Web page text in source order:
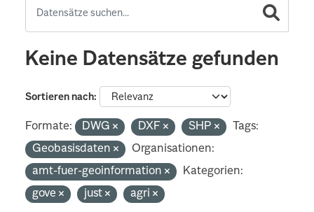
Keine Datensätze gefunden
Sortieren nach
Formate: DWG DXF SHP
Tags:
Geobasisdaten
Organisationen:
amt-fuer-geoinformation
Kategorien:
gove
just agri